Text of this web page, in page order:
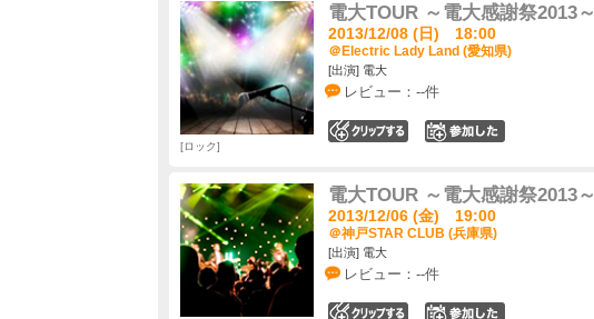
電大TOUR ～電大感謝祭2013～
2013/12/08 (日) 18:00
＠Electric Lady Land (愛知県)
[出演] 電大
レビュー：--件
ロック
電大TOUR ～電大感謝祭2013～
2013/12/06 (金) 19:00
＠神戸STAR CLUB (兵庫県)
[出演] 電大
レビュー：--件